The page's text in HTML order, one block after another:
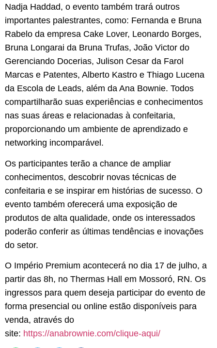
Nadja Haddad, o evento também trará outros
importantes palestrantes, como: Fernanda e Bruna
Rabelo da empresa Cake Lover, Leonardo Borges,
Bruna Longarai da Bruna Trufas, João Victor do
Gerenciando Docerias, Julison Cesar da Farol
Marcas e Patentes, Alberto Kastro e Thiago Lucena
da Escola de Leads, além da Ana Bownie. Todos
compartilharão suas experiências e conhecimentos
nas suas áreas e relacionadas à confeitaria,
proporcionando um ambiente de aprendizado e
networking incomparável.
Os participantes terão a chance de ampliar
conhecimentos, descobrir novas técnicas de
confeitaria e se inspirar em histórias de sucesso. O
evento também oferecerá uma exposição de
produtos de alta qualidade, onde os interessados
poderão conferir as últimas tendências e inovações
do setor.
O Império Premium acontecerá no dia 17 de julho, a
partir das 8h, no Thermas Hall em Mossoró, RN. Os
ingressos para quem deseja participar do evento de
forma presencial ou online estão disponíveis para
venda, através do
site: https://anabrownie.com/clique-aqui/